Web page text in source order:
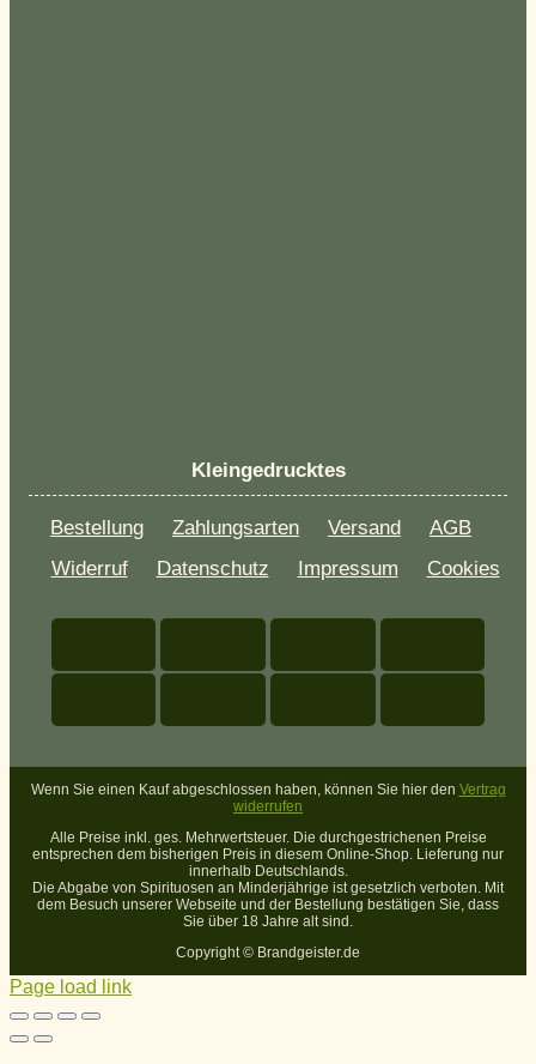
Kleingedrucktes
Bestellung Zahlungsarten Versand
AGB
Widerruf
Datenschutz Impressum Cookies
Wenn Sie einen Kauf abgeschlossen haben, können Sie hier den Vertrag
widerrufen
Alle Preise inkl. ges. Mehrwertsteuer. Die durchgestrichenen Preise
entsprechen dem bisherigen Preis in diesem Online-Shop. Lieferung nur
innerhalb Deutschlands.
Die Abgabe von Spirituosen an Minderjährige ist gesetzlich verboten. Mit
dem Besuch unserer Webseite und der Bestellung bestätigen Sie, dass
Sie über 18 Jahre alt sind.
Copyright © Brandgeister.de
Page load link